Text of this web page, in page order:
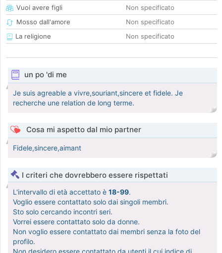
Vuoi avere figli
Non specificato
Mosso dall'amore
Non specificato
La religione
Non specificato
un po 'di me
Je suis agreable a vivre,souriant,sincere et fidele. Je
recherche une relation de long terme.
Cosa mi aspetto dal mio partner
Fidele,sincere,aimant
I criteri che dovrebbero essere rispettati
L'intervallo di età accettato è 18-99.
Voglio essere contattato solo dai singoli membri.
Sto solo cercando incontri seri.
Vorrei essere contattato solo da donne.
Non voglio essere contattato dai membri senza la foto del
profilo.